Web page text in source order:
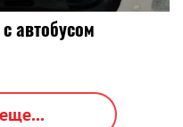
автобусом